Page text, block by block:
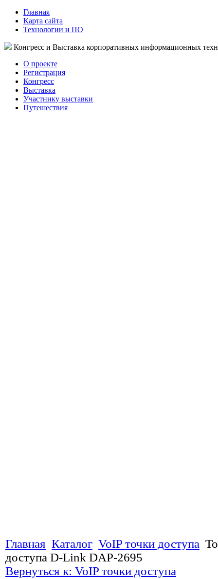
Главная
Карта сайта
Технологии и ПО
Конгресс и Выставка корпоративных информационных
О проекте
Регистрация
Конгресс
Выставка
Участнику выставки
Путешествия
Главная Каталог VoIP точки доступа
доступа D-Link DAP-2695
Вернуться к: VoIP точки доступа